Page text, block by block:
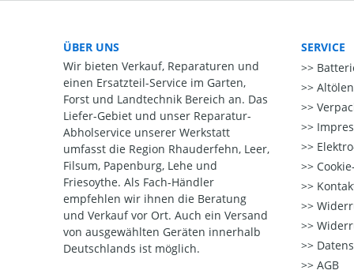
ÜBER UNS
Wir bieten Verkauf, Reparaturen und
einen Ersatzteil-Service im Garten,
Forst und Landtechnik Bereich an. Das
Liefer-Gebiet und unser Reparatur-
Abholservice unserer Werkstatt
umfasst die Region Rhauderfehn, Leer,
Filsum, Papenburg, Lehe und
Friesoythe. Als Fach-Händler
empfehlen wir ihnen die Beratung
und Verkauf vor Ort. Auch ein Versand
von ausgewählten Geräten innerhalb
Deutschlands ist möglich.
SERVICE
AGB